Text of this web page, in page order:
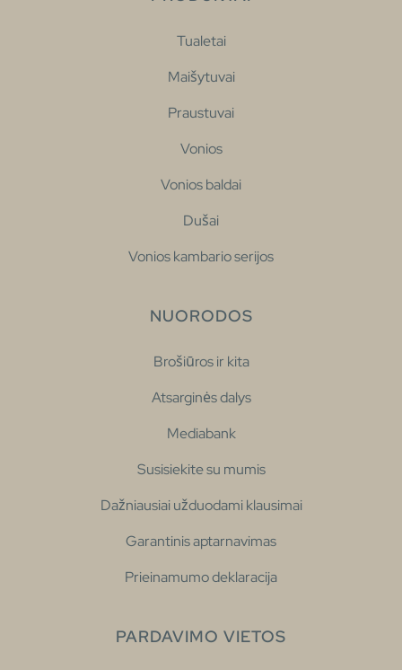
Tualetai
Maišytuvai
Praustuvai
Vonios
Vonios baldai
Dušai
Vonios kambario serijos
NUORODOS
Brošiūros ir kita
Atsarginės dalys
Mediabank
Susisiekite su mumis
Dažniausiai užduodami klausimai
Garantinis aptarnavimas
Prieinamumo deklaracija
PARDAVIMO VIETOS